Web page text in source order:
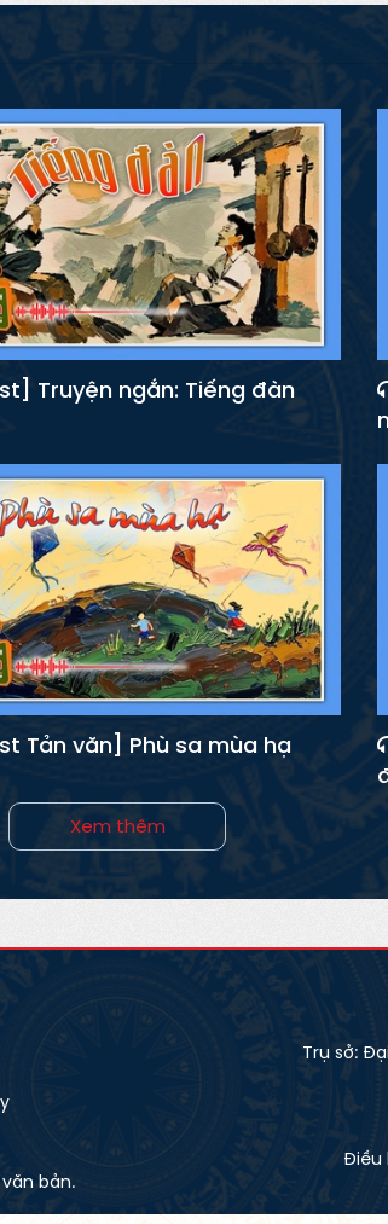
Truyện ngắn: Tiếng đàn
Tản văn] Phù sa mùa hạ
Xem thêm
bản.
Trụ sở:
Điều